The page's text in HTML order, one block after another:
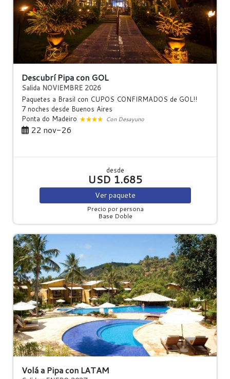
Descubrí Pipa con GOL
Salida NOVIEMBRE 2026
Paquetes a Brasil con CUPOS CONFIRMADOS de GOL!!
7 noches desde Buenos Aires
Ponta do Madeiro
Con Desayuno
22 nov-26
desde
USD 1.685
Ver paquete
Precio por persona
Base Doble
Volá a Pipa con LATAM